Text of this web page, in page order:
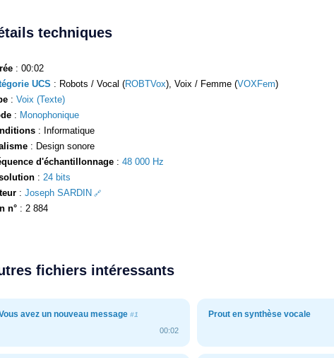
techniques
: 00:02
UCS : Robots / Vocal (ROBTVox), Voix / Femme (VOXFem)
: Voix (Texte)
: Monophonique
: Informatique
: Design sonore
d'échantillonnage : 48 000 Hz
: 24 bits
: Joseph SARDIN
n° : 2 884
fichiers intéressants
avez un nouveau message #1
00:02
Prout en synthèse vocale